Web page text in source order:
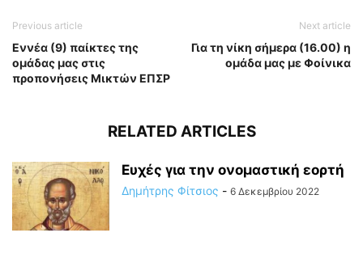
Previous article
Εννέα (9) παίκτες της
ομάδας μας στις
προπονήσεις Μικτών ΕΠΣΡ
Next article
Για τη νίκη σήμερα (16.00) η
ομάδα μας με Φοίνικα
RELATED ARTICLES
Ευχές για την ονομαστική εορτή
Δημήτρης Φίτσιος - 6 Δεκεμβρίου 2022